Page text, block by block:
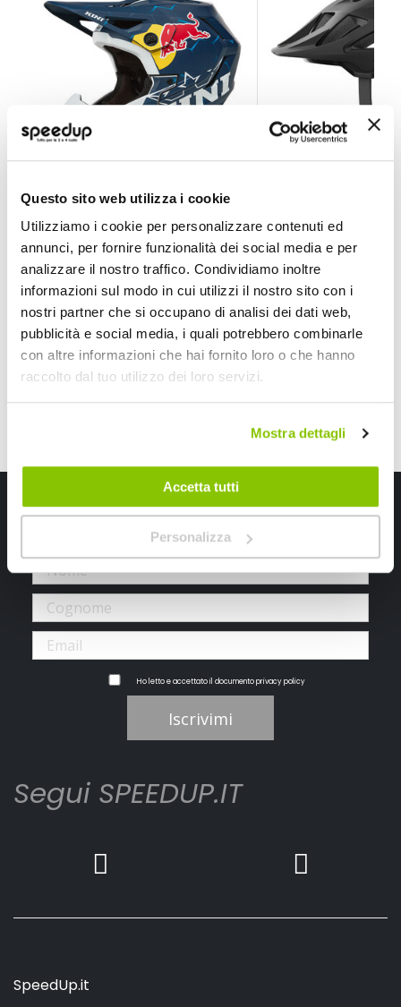
Questo sito web utilizza i cookie
Utilizziamo i cookie per personalizzare contenuti ed
annunci, per fornire funzionalità dei social media e per
analizzare il nostro traffico. Condividiamo inoltre
informazioni sul modo in cui utilizzi il nostro sito con i
nostri partner che si occupano di analisi dei dati web,
pubblicità e social media, i quali potrebbero combinarle
con altre informazioni che hai fornito loro o che hanno
raccolto dal tuo utilizzo dei loro servizi.
Mostra dettagli
Accetta tutti
Personalizza
Casco bici MTB Integrale Kini Red Bull 1.0
ONEAL
A partire da
188,10 €
Spedizione gratuita!
ABUS
Velvet black Tg L 57-
69,30 €
Spedizione gratuita!
Iscriviti alla newsletter Speedup
Ricevi subito uno sconto del 10% per il tuo primo acquisto online!
Ho letto e accettato il documentoprivacy policy
Iscrivimi
Segui SPEEDUP.IT
SpeedUp.it